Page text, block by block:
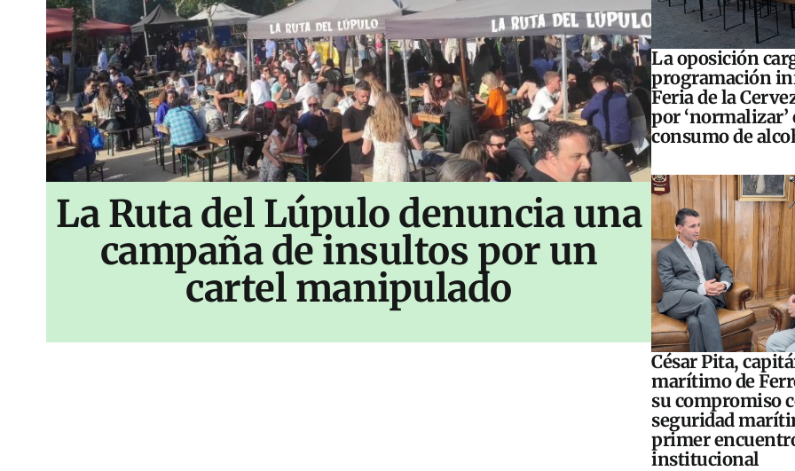
La Ruta del Lúpulo denuncia una
campaña de insultos por un
cartel manipulado
La oposición
programación
Feria de la
por ‘normalizar’
consumo de
César Pita,
marítimo de
su compromiso
seguridad
primer
institucional